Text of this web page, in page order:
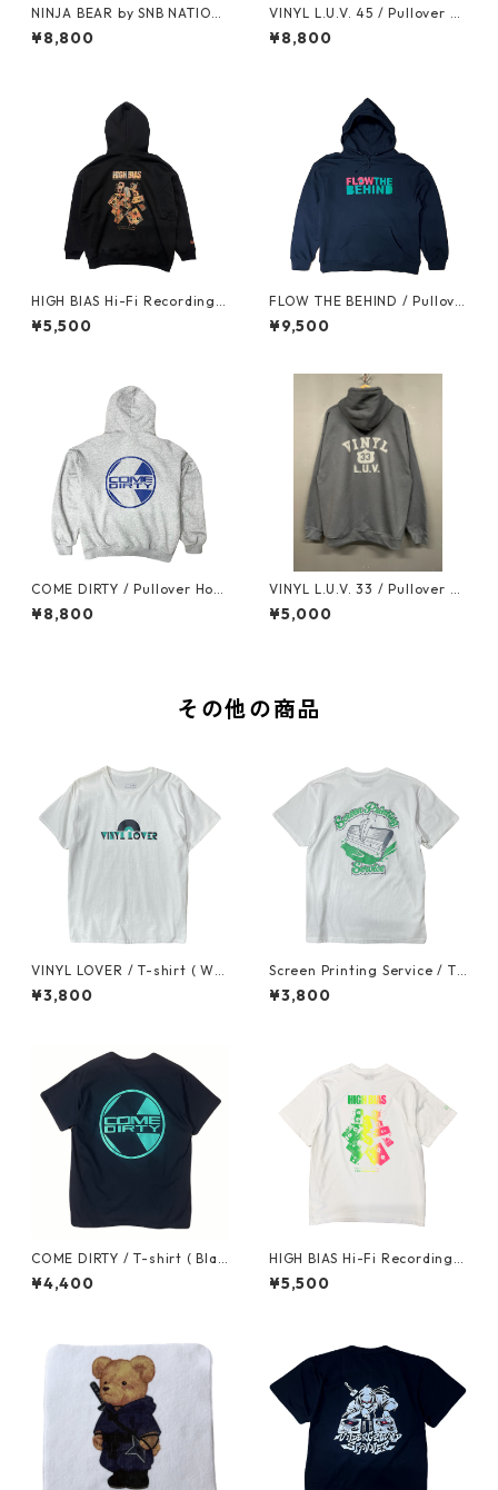
NINJA BEAR by SNB NATION
/ Pullover Hoodie
¥8,800
VINYL L.U.V. 45 / Pullover H
oodie (Vintage Natural)
¥8,800
HIGH BIAS Hi-Fi Recording B
ig Silhouette Pullover Hoodi
e (Marble Gradation)
¥5,500
FLOW THE BEHIND / Pullove
r Hoodie (Black) + Mix CD
¥9,500
COME DIRTY / Pullover Hoo
die (Mix Gray)
¥8,800
VINYL L.U.V. 33 / Pullover H
oodie (Black x Matte Black P
uff Print)
¥5,000
その他の商品
VINYL LOVER / T-shirt ( Whi
te x Mint Green x Matte Bla
ck )
¥3,800
Screen Printing Service / T-
shirt (White)
¥3,800
COME DIRTY / T-shirt ( Blac
k x Mint)
¥4,400
HIGH BIAS Hi-Fi Recording T
-shirt "NEON COLOR" (Fluo
rescent Gradient)
¥5,500